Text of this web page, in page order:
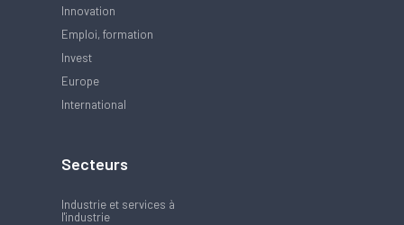
Innovation
Emploi, formation
Invest
Europe
International
Secteurs
Industrie et services à
l'industrie